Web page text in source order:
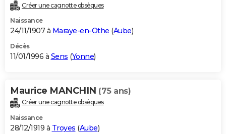
Créer une cagnotte obsèques
Naissance
24/11/1907 à Maraye-en-Othe (Aube)
Décès
11/01/1996 à Sens (Yonne)
Maurice MANCHIN (75 ans)
Créer une cagnotte obsèques
Naissance
28/12/1919 à Troyes (Aube)